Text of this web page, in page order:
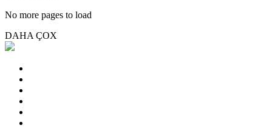
No more pages to load
DAHA ÇOX